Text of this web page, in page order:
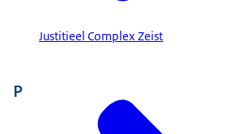
Justitieel Complex Zeist
P